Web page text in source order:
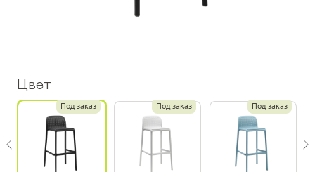
Цвет
Под заказ Под заказ Под заказ